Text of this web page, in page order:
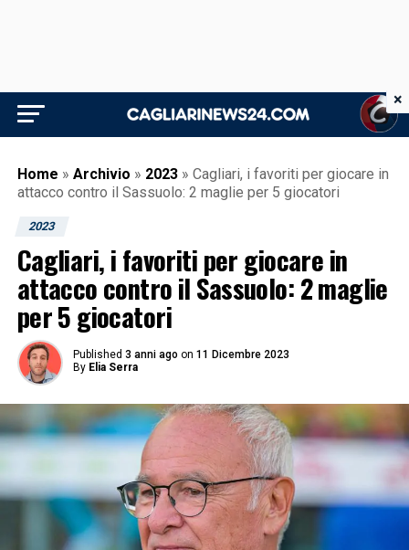
Home » Archivio » 2023 » Cagliari, i favoriti per giocare in
attacco contro il Sassuolo: 2 maglie per 5 giocatori
2023
Cagliari, i favoriti per giocare in
attacco contro il Sassuolo: 2 maglie
per 5 giocatori
Published 3 anni ago on 11 Dicembre 2023
By Elia Serra
×